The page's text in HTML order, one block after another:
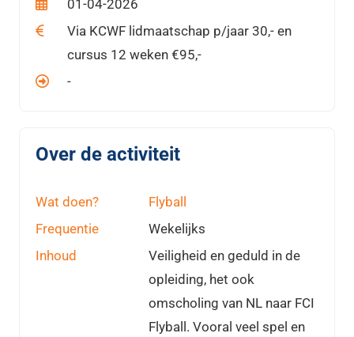
01-04-2026
Via KCWF lidmaatschap p/jaar 30,- en
cursus 12 weken €95,-
-
Over de activiteit
Wat doen?
Flyball
Frequentie
Wekelijks
Inhoud
Veiligheid en geduld in de
opleiding, het ook
omscholing van NL naar FCI
Flyball. Vooral veel spel en